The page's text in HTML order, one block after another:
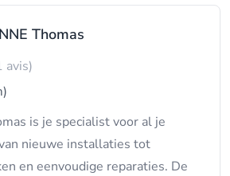
Thomas
avis)
is je specialist voor al je
nieuwe installaties tot
en eenvoudige reparaties. De